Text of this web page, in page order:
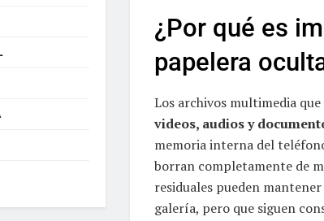
¿Por qué es
papelera
Los archivos multimedia
videos, audios y
memoria interna del
borran completamente de
residuales pueden
galería, pero que siguen